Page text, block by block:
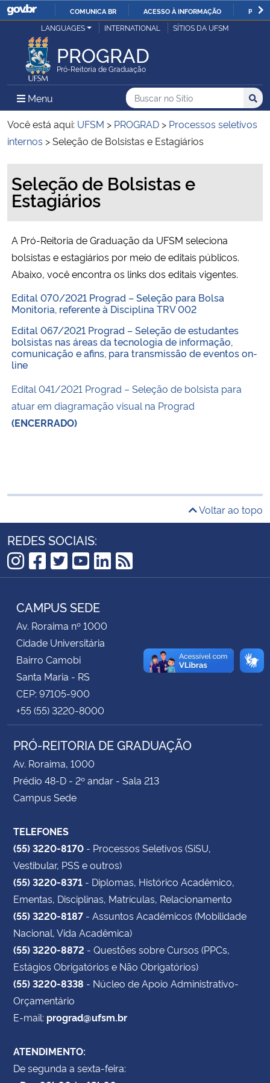
IR
O
COMUNICA BR ACESSO À INFORMAÇÃO
Ministério da Justiça e Segurança Pública
Ministério da Defesa
Ministério das Relações Exteriores
Ministério da Infraestrutura
Ministério da Cidadania
Ministério da Saúde
Ministério de Minas e Energia
Ministério do Meio Ambiente
Ministério da Mulher, da Família e dos Direitos Humanos
Secretaria-Geral
Secretaria de Governo
Gabinete de Segurança Institucional
Advocacia-Geral da União
Banco Central do Brasil
LANGUAGES INTERNATIONAL SÍTIOS DA UFSM
PROGRAD
Pró-Reitoria de Graduação
Menu Menu Principal do Sítio
Busca
Buscar no no Sítio
Busca:
Você está aqui: UFSM > PROGRAD > Processos seletivos
internos >Seleção de Bolsistas e Estagiários
Seleção de Bolsistas e
Estagiários
A Pró-Reitoria de Graduação da UFSM seleciona
bolsistas e estagiários por meio de editais públicos.
Abaixo, você encontra os links dos editais vigentes.
Edital 070/2021 Prograd – Seleção para Bolsa
Monitoria, referente à Disciplina TRV 002
Edital 067/2021 Prograd – Seleção de estudantes
bolsistas nas áreas da tecnologia de informação,
comunicação e afins, para transmissão de eventos on-
line
Edital 041/2021 Prograd – Seleção de bolsista para
atuar em diagramação visual na Prograd
(ENCERRADO)
Voltar ao topo
REDES SOCIAIS:
Instagram
Facebook
Twitter
YouTube
LinkedIn
RSS
CAMPUS SEDE
Av. Roraima nº 1000
Cidade Universitária
Bairro Camobi
Santa Maria - RS
CEP: 97105-900
+55 (55) 3220-8000
PRÓ-REITORIA DE GRADUAÇÃO
Av. Roraima, 1000
Prédio 48-D - 2º andar - Sala 213
Campus Sede
TELEFONES
(55) 3220-8170 - Processos Seletivos (SiSU,
Vestibular, PSS e outros)
(55) 3220-8371 - Diplomas, Histórico Acadêmico,
Ementas, Disciplinas, Matrículas, Relacionamento
(55) 3220-8187 - Assuntos Acadêmicos (Mobilidade
Nacional, Vida Acadêmica)
(55) 3220-8872 - Questões sobre Cursos (PPCs,
Estágios Obrigatórios e Não Obrigatórios)
(55) 3220-8338 - Núcleo de Apoio Administrativo-
Orçamentário
E-mail: prograd@ufsm.br
ATENDIMENTO:
De segunda a sexta-feira: